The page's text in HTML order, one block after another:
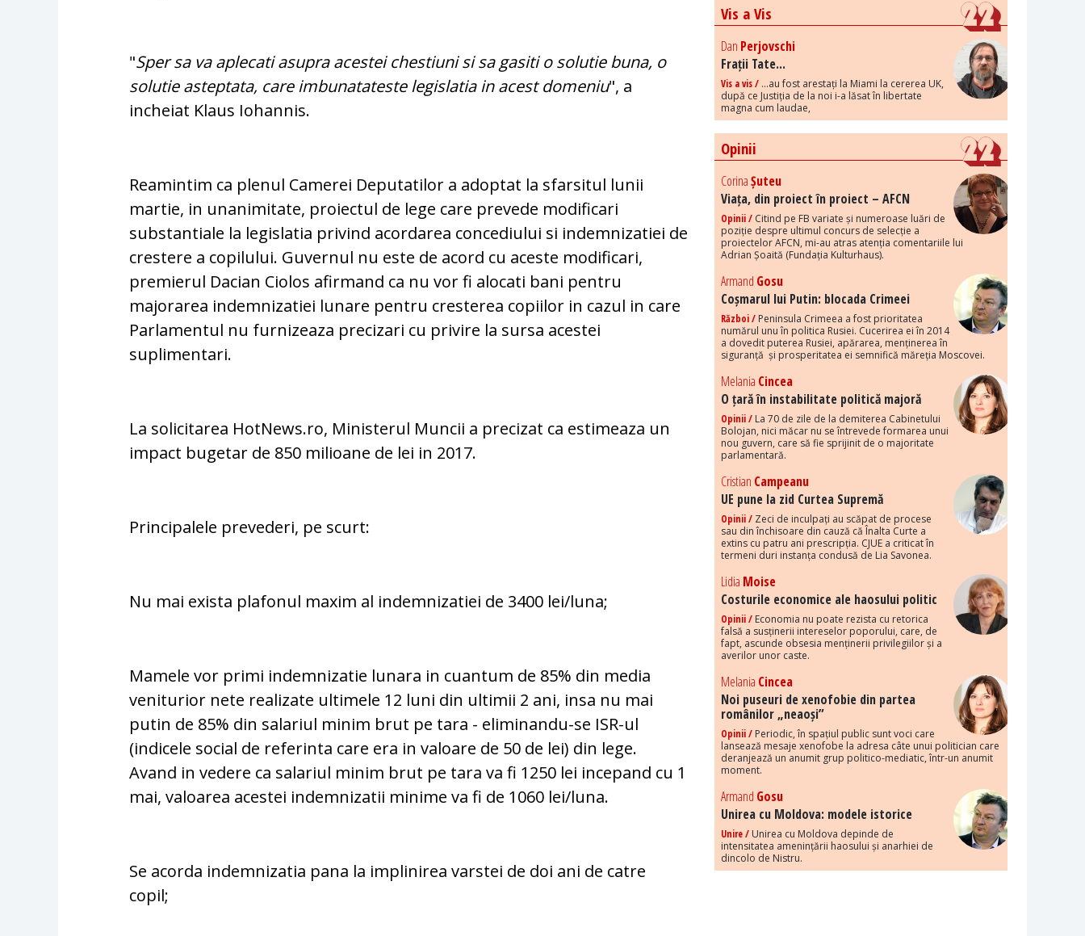
"Sper sa va aplecati asupra acestei chestiuni si sa gasiti o solutie buna, o
solutie asteptata, care imbunatateste legislatia in acest domeniu", a
incheiat Klaus Iohannis.
Reamintim ca plenul Camerei Deputatilor a adoptat la sfarsitul lunii
martie, in unanimitate, proiectul de lege care prevede modificari
substantiale la legislatia privind acordarea concediului si indemnizatiei de
crestere a copilului. Guvernul nu este de acord cu aceste modificari,
premierul Dacian Ciolos afirmand ca nu vor fi alocati bani pentru
majorarea indemnizatiei lunare pentru cresterea copiilor in cazul in care
Parlamentul nu furnizeaza precizari cu privire la sursa acestei
suplimentari.
La solicitarea HotNews.ro, Ministerul Muncii a precizat ca estimeaza un
impact bugetar de 850 milioane de lei in 2017.
Principalele prevederi, pe scurt:
Nu mai exista plafonul maxim al indemnizatiei de 3400 lei/luna;
Mamele vor primi indemnizatie lunara in cuantum de 85% din media
veniturior nete realizate ultimele 12 luni din ultimii 2 ani, insa nu mai
putin de 85% din salariul minim brut pe tara - eliminandu-se ISR-ul
(indicele social de referinta care era in valoare de 50 de lei) din lege.
Avand in vedere ca salariul minim brut pe tara va fi 1250 lei incepand cu 1
mai, valoarea acestei indemnizatii minime va fi de 1060 lei/luna.
Se acorda indemnizatia pana la implinirea varstei de doi ani de catre
copil;
Vis a Vis
Dan Perjovschi
Frații Tate...
Vis a vis / ...au fost arestați la Miami la cererea UK,
după ce Justiția de la noi i-a lăsat în libertate
magna cum laudae,
Opinii
CorinaȘuteu
Viața, din proiect în proiect – AFCN
Opinii / Citind pe FB variate și numeroase luări de
poziție despre ultimul concurs de selecție a
proiectelor AFCN, mi-au atras atenția comentariile lui
Adrian Șoaită (Fundația Kulturhaus).
Armand Gosu
Coșmarul lui Putin: blocada Crimeei
Război / Peninsula Crimeea a fost prioritatea
numărul unu în politica Rusiei. Cucerirea ei în 2014
a dovedit puterea Rusiei, apărarea, menținerea în
siguranță și prosperitatea ei semnifică măreția Moscovei.
Melania Cincea
O țară în instabilitate politică majoră
Opinii / La 70 de zile de la demiterea Cabinetului
Bolojan, nici măcar nu se întrevede formarea unui
nou guvern, care să fie sprijinit de o majoritate
parlamentară.
Cristian Campeanu
UE pune la zid Curtea Supremă
Opinii / Zeci de inculpați au scăpat de procese
sau din închisoare din cauză că Înalta Curte a
extins cu patru ani prescripția. CJUE a criticat în
termeni duri instanța condusă de Lia Savonea.
Lidia Moise
Costurile economice ale haosului politic
Opinii / Economia nu poate rezista cu retorica
falsă a susținerii intereselor poporului, care, de
fapt, ascunde obsesia menținerii privilegiilor și a
averilor unor caste.
Melania Cincea
Noi puseuri de xenofobie din partea
românilor „neaoși”
Opinii / Periodic, în spațiul public sunt voci care
lansează mesaje xenofobe la adresa câte unui politician care
deranjează un anumit grup politico-mediatic, într-un anumit
moment.
Armand Gosu
Unirea cu Moldova: modele istorice
Unire / Unirea cu Moldova depinde de
intensitatea amenințării haosului și anarhiei de
dincolo de Nistru.